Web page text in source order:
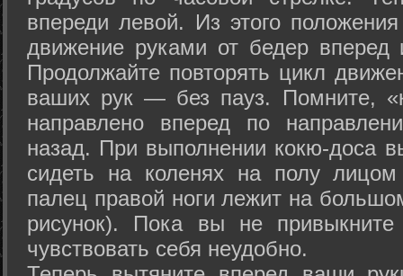
впереди левой. Из этого
движение руками от бедер вперед
Продолжайте повторять цикл
ваших рук — без пауз. Помните,
направлено вперед по
назад. При выполнении кокю-доса
сидеть на коленях на полу
палец правой ноги лежит на
рисунок). Пока вы не
чувствовать себя неудобно.